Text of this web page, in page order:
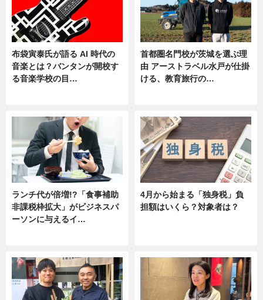
布袋寅泰氏が語る AI 時代の
音楽とは？バンタンが開校す
る音楽学校の目…
首都圏名門校が茨城を選ぶ理
由 アーストラベル水戸が仕掛
ける、教育旅行の…
ランチ代が倍増!?「食事補助
非課税枠拡大」がビジネスパ
ーソンに与えるイ…
4月から始まる「独身税」負
担額はいくら？対象者は？